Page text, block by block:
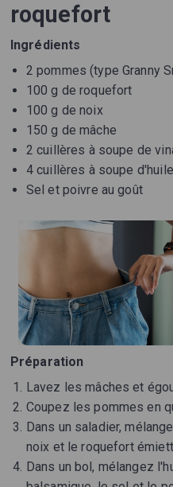
roquefort
Ingrédients
2 pommes (type Granny
100 g de roquefort
100 g de noix
150 g de mâche
2 cuillères à soupe de
4 cuillères à soupe
Sel et poivre au goût
Préparation
Lavez les mâches et
Coupez les pommes en
Dans un saladier,
noix et le roquefort
Dans un bol, mélangez